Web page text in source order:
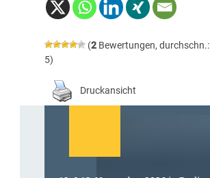
(2Bewertungen, durchschn.:
5)
Druckansicht